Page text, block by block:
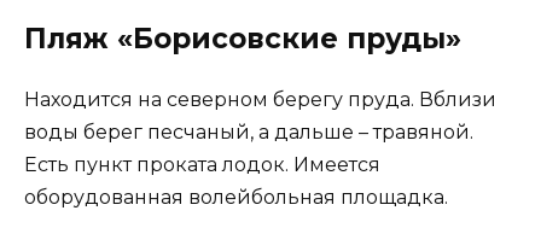
Пляж «Борисовские пруды»
Находится на северном берегу пруда. Вблизи
воды берег песчаный, а дальше – травяной.
Есть пункт проката лодок. Имеется
оборудованная волейбольная площадка.